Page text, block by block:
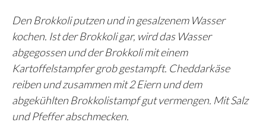
Den Brokkoli putzen und in gesalzenem Wasser
kochen. Ist der Brokkoli gar, wird das Wasser
abgegossen und der Brokkoli mit einem
Kartoffelstampfer grob gestampft. Cheddarkäse
reiben und zusammen mit 2 Eiern und dem
abgekühlten Brokkolistampf gut vermengen. Mit Salz
und Pfeffer abschmecken.